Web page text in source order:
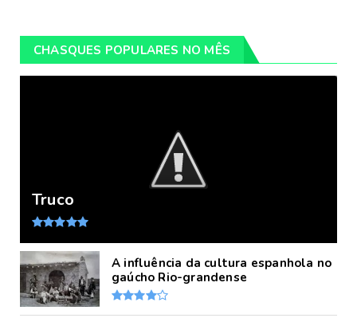
CHASQUES POPULARES NO MÊS
Truco
A influência da cultura espanhola no
gaúcho Rio-grandense